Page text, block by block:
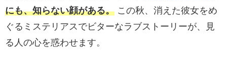
にも、知らない顔がある。 この秋、消えた彼女をめ
ぐるミステリアスでビターなラブストーリーが、見
る人の心を惑わせます。